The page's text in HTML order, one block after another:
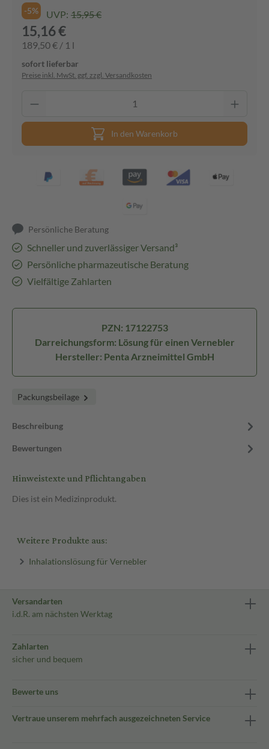
-5% UVP: 15,95 €
15,16 €
189,50 € / 1 l
sofort lieferbar
Preise inkl. MwSt. ggf. zzgl. Versandkosten
In den Warenkorb
Persönliche Beratung
Schneller und zuverlässiger Versand³
Persönliche pharmazeutische Beratung
Vielfältige Zahlarten
PZN: 17122753
Darreichungsform: Lösung für einen Vernebler
Hersteller: Penta Arzneimittel GmbH
Packungsbeilage
Beschreibung
Bewertungen
Hinweistexte und Pflichtangaben
Dies ist ein Medizinprodukt.
Weitere Produkte aus:
Inhalationslösung für Vernebler
Versandarten
i.d.R. am nächsten Werktag
Zahlarten
sicher und bequem
Bewerte uns
Vertraue unserem mehrfach ausgezeichneten Service